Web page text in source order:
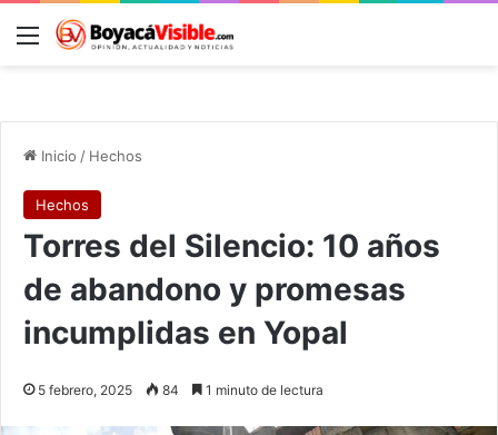
Menú
Inicio / Hechos
Hechos
Torres del Silencio: 10 años
de abandono y promesas
incumplidas en Yopal
5 febrero, 2025 84 1 minuto de lectura